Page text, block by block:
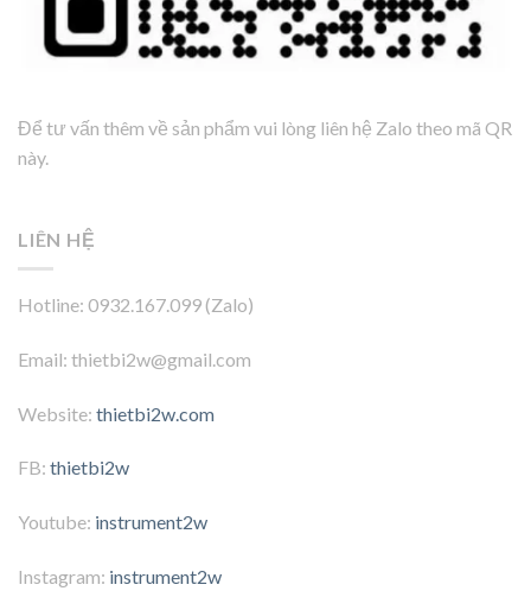
Để tư vấn thêm về sản phẩm vui lòng liên hệ Zalo theo mã QR
này.
LIÊN HỆ
Hotline: 0932.167.099 (Zalo)
Email: thietbi2w@gmail.com
Website: thietbi2w.com
FB: thietbi2w
Youtube: instrument2w
Instagram: instrument2w